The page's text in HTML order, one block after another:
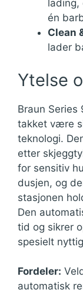
én
Clean
lader
Ytelse
Braun Series
takket være
teknologi.
etter
for sensitiv
dusjen, og
stasjonen
Den
tid og sikrer
spesielt
Fordeler:
automatisk